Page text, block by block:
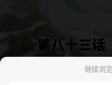
继续浏